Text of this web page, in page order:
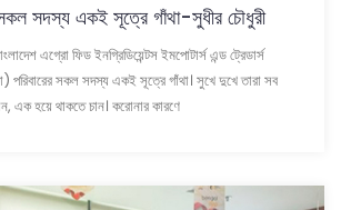
সকল সদস্য একই সূত্রে গাঁথা-সুধীর চৌধুরী
এগ্রো ফিড ইনগ্রিডিয়েন্টস ইমপোটার্স এন্ড ট্রেডার্স
পরিবারের সকল সদস্য একই সূত্রে গাঁথা। সুখে দুখে তারা সব
এক হয়ে থাকতে চান। করোনার কারণে